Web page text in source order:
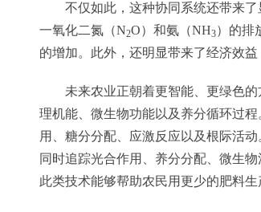
不仅如此，这种协同系统还带来了
一氧化二氮（N2O）和氨（NH3）的排
的增加。此外，还明显带来了经济效
未来农业正朝着更智能、更绿色的
理机能、微生物功能以及养分循环过
用、糖分分配、应激反应以及根际活
同时追踪光合作用、养分分配、微生
此类技术能够帮助农民用更少的肥料